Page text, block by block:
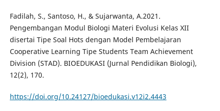
Fadilah, S., Santoso, H., & Sujarwanta, A.2021.
Pengembangan Modul Biologi Materi Evolusi Kelas XII
disertai Tipe Soal Hots dengan Model Pembelajaran
Cooperative Learning Tipe Students Team Achievement
Division (STAD). BIOEDUKASI (Jurnal Pendidikan Biologi),
12(2), 170.
https://doi.org/10.24127/bioedukasi.v12i2.4443